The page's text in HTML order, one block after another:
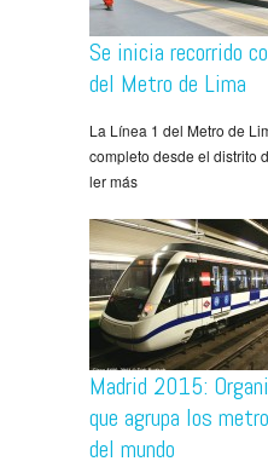
Se inicia recorrido
del Metro de Lima
La Línea 1 del Metro de
completo desde el distrito
ler más
Madrid 2015:
que agrupa los
del mundo